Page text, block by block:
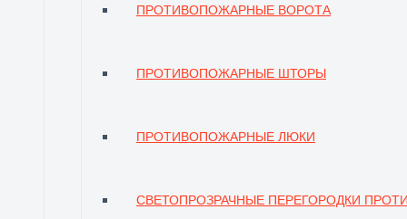
ПРОТИВОПОЖАРНЫЕ ВОРОТА
ПРОТИВОПОЖАРНЫЕ ШТОРЫ
ПРОТИВОПОЖАРНЫЕ ЛЮКИ
СВЕТОПРОЗРАЧНЫЕ ПЕРЕГОРОДКИ